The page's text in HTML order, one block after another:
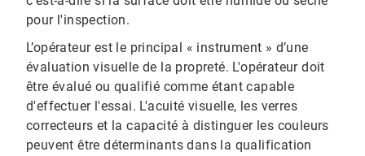
pour l'inspection.
L’opérateur est le principal « instrument » d’une
évaluation visuelle de la propreté. L'opérateur doit
être évalué ou qualifié comme étant capable
d'effectuer l'essai. L'acuité visuelle, les verres
correcteurs et la capacité à distinguer les couleurs
peuvent être déterminants dans la qualification